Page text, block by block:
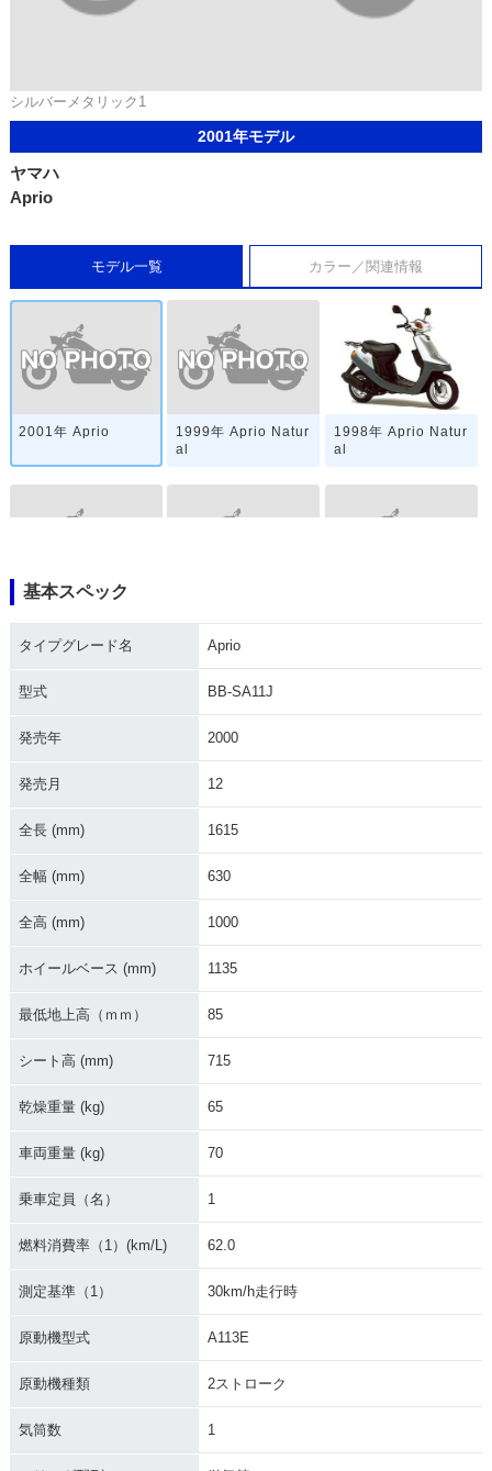
シルバーメタリック1
2001年モデル
ヤマハ
Aprio
モデル一覧 カラー／関連情報
2001年 Aprio
1999年 Aprio Natur
al
1998年 Aprio Natur
al
1993年 Aprio
基本スペック
タイプグレード名 Aprio
型式 BB-SA11J
発売年 2000
発売月 12
全長 (mm) 1615
全幅 (mm) 630
全高 (mm) 1000
ホイールベース (mm) 1135
最低地上高（ｍｍ） 85
シート高 (mm) 715
乾燥重量 (kg) 65
車両重量 (kg) 70
乗車定員（名） 1
燃料消費率（1）(km/L) 62.0
測定基準（1） 30km/h走行時
原動機型式 A113E
原動機種類 2ストローク
気筒数 1